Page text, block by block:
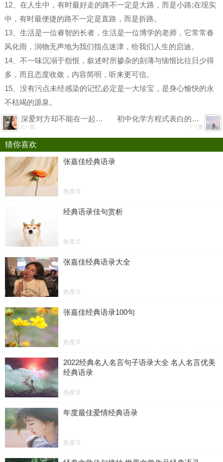
12、在人生中，有时最好走的路不一定是大路，而是小路;在现实
中，有时最便捷的路不一定是直路，而是折路。
13、生活是一位睿智的长者，生活是一位博学的老师，它常常春
风化雨，润物无声地为我们指点迷津，给我们人生的启迪。
14、不一味沉溺于怨恨，叙述时所掺杂的刻薄与恼恨比往日少得
多，而且态度收敛，内容简明，听来更可信。
15、没有污点未经感染的记忆必定是一大珍宝，是身心愉快的永
不枯竭的源泉。
深爱对方却不能在一起的句子
上一篇
初中化学方程式表白的情话
下一篇
猜你喜欢
张嘉佳经典语录
热度:0
经典语录佳句赏析
热度:0
张嘉佳经典语录大全
热度:0
张嘉佳经典语录100句
热度:0
2022经典名人名言句子语录大全 名人名言优美
经典语录
热度:0
年度最佳爱情经典语录
热度:0